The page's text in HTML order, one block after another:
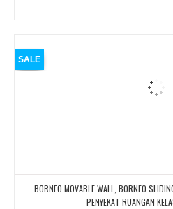
SALE
BORNEO MOVABLE WALL, BORNEO
PENYEKAT RUANGAN